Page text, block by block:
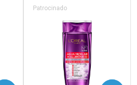
Laboratório
Por Menos
Patrocinado